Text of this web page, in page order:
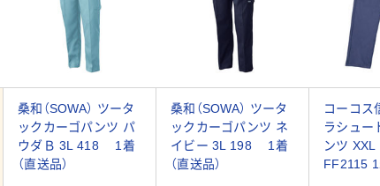
桑和（SOWA） ツータ
ックカーゴパンツ パ
ウダＢ 3L 418 1着
（直送品）
桑和（SOWA） ツータ
ックカーゴパンツ ネ
イビー 3L 198 1着
（直送品）
コーコス
ラシュー
ンツ XXL
FF2115 1